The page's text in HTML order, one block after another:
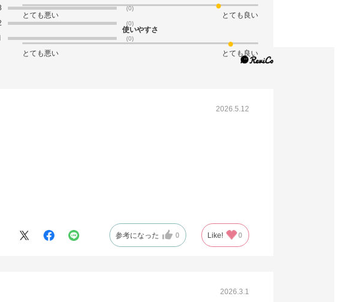
(0)
(0)
(0)
とても悪い
とても良い
使いやすさ
とても悪い とても良い
2026.5.12
参考になった 0 Like! 0
2026.3.1